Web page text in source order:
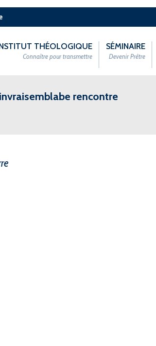
THÉOLOGIQUE
Connaître pour transmettre
SÉMINAIRE
Devenir Prêtre
rencontre